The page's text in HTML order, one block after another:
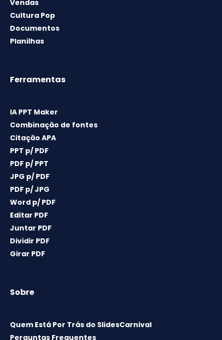
Vendas
Cultura Pop
Documentos
Planilhas
Ferramentas
IA PPT Maker
Combinação de fontes
Citação APA
PPT p/ PDF
PDF p/ PPT
JPG p/ PDF
PDF p/ JPG
Word p/ PDF
Editar PDF
Juntar PDF
Dividir PDF
Girar PDF
Sobre
Quem Está Por Trás do SlidesCarnival
Perguntas Frequentes